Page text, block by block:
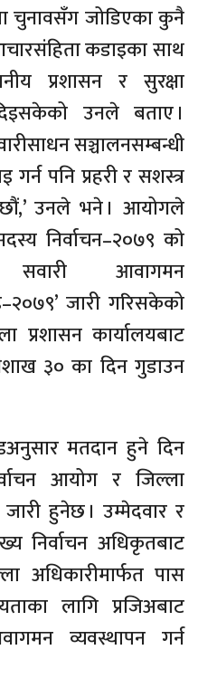
चुनावसँग जोडिएका कुनै
कडाइका साथ
प्रशासन र सुरक्षा
उनले बताए ।
सञ्चालनसम्बन्धी
गर्न पनि प्रहरी र सशस्त्र
छौं,’ उनले भने । आयोगले
निर्वाचन–२०७९ को
आवागमन
जारी गरिसकेको
कार्यालयबाट
३० का दिन गुडाउन
मतदान हुने दिन
आयोग र जिल्ला
हुनेछ । उम्मेदवार र
निर्वाचन अधिकृतबाट
अधिकारीमार्फत पास
लागि प्रजिअबाट
व्यवस्थापन गर्न